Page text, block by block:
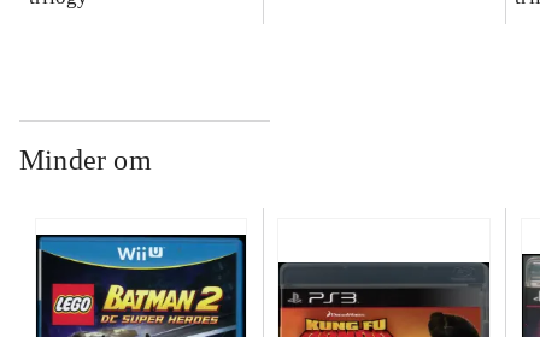
Minder om